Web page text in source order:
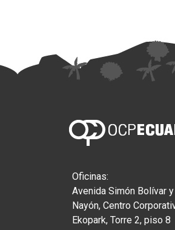
Oficinas:
Avenida Simón Bolívar
Nayón, Centro
Ekopark, Torre 2, piso 8